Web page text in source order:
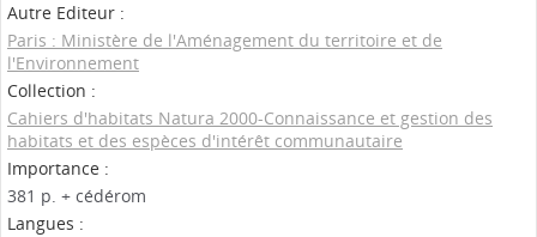
Autre Editeur :
Paris : Ministère de l'Aménagement du territoire et de
l'Environnement
Collection :
Cahiers d'habitats Natura 2000-Connaissance et gestion des
habitats et des espèces d'intérêt communautaire
Importance :
381 p. + cédérom
Langues :